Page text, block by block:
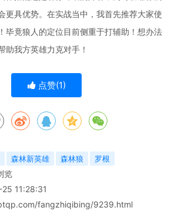
更具优势。在实战当中，我首先推荐大家使
毕竟狼人的定位目前侧重于打辅助！想办法
助我方英雄力克对手！
点赞(1)
森林新英雄 森林狼 罗根
览
11:28:31
fangzhiqibing/9239.html